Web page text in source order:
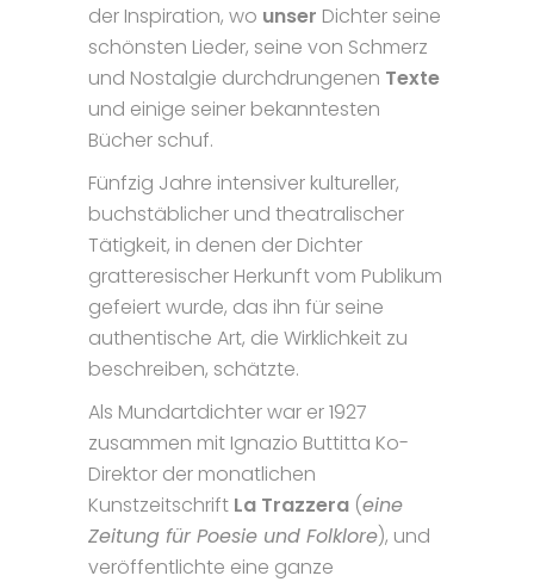
der Inspiration, wo unser Dichter seine
schönsten Lieder, seine von Schmerz
und Nostalgie durchdrungenen Texte
und einige seiner bekanntesten
Bücher schuf.
Fünfzig Jahre intensiver kultureller,
buchstäblicher und theatralischer
Tätigkeit, in denen der Dichter
gratteresischer Herkunft vom Publikum
gefeiert wurde, das ihn für seine
authentische Art, die Wirklichkeit zu
beschreiben, schätzte.
Als Mundartdichter war er 1927
zusammen mit Ignazio Buttitta Ko-
Direktor der monatlichen
Kunstzeitschrift La Trazzera (eine
Zeitung für Poesie und Folklore), und
veröffentlichte eine ganze